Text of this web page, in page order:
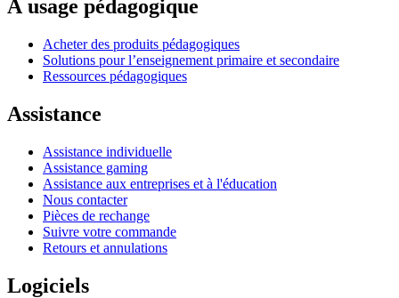
À usage pédagogique
Acheter des produits pédagogiques
Solutions pour l’enseignement primaire et secondaire
Ressources pédagogiques
Assistance
Assistance individuelle
Assistance gaming
Assistance aux entreprises et à l'éducation
Nous contacter
Pièces de rechange
Suivre votre commande
Retours et annulations
Logiciels